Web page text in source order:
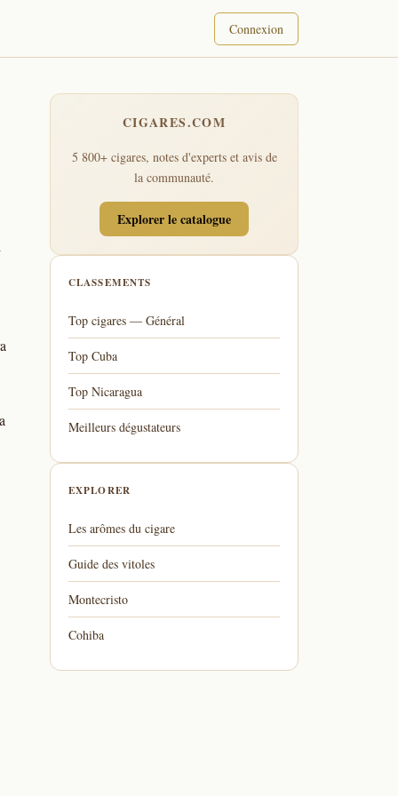
Connexion
CIGARES.COM
5 800+ cigares, notes d'experts et avis de
la communauté.
Explorer le catalogue
CLASSEMENTS
Top cigares — Général
Top Cuba
Top Nicaragua
Meilleurs dégustateurs
EXPLORER
Les arômes du cigare
Guide des vitoles
Montecristo
Cohiba